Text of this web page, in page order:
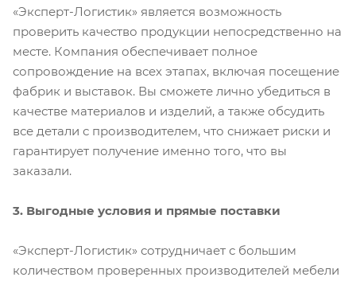
«Эксперт-Логистик» является возможность
проверить качество продукции непосредственно на
месте. Компания обеспечивает полное
сопровождение на всех этапах, включая посещение
фабрик и выставок. Вы сможете лично убедиться в
качестве материалов и изделий, а также обсудить
все детали с производителем, что снижает риски и
гарантирует получение именно того, что вы
заказали.
3. Выгодные условия и прямые поставки
«Эксперт-Логистик» сотрудничает с большим
количеством проверенных производителей мебели